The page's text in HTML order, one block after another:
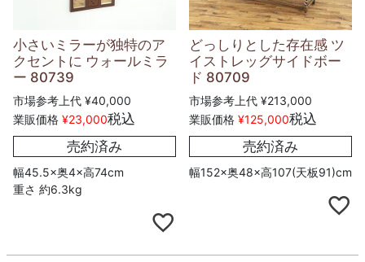
小さいミラーが独特のア
クセントに ウォールミラ
ー 80739
市場参考上代 ¥40,000
業販価格 ¥23,000税込
売約済み
幅45.5×奥4×高74cm
重さ 約6.3kg
どっしりとした存在感 ツ
イストレッグサイドボー
ド 80709
市場参考上代 ¥213,000
業販価格 ¥125,000税込
売約済み
幅152×奥48×高107(天板91)cm